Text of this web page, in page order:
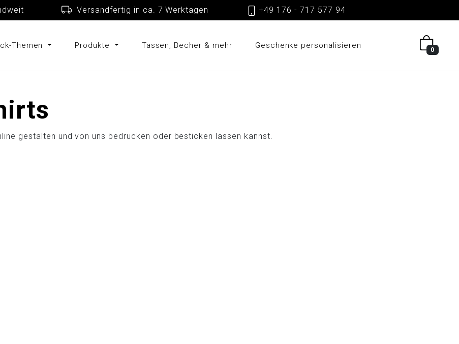
Versandfertig in ca. 7 Werktagen +49 176 - 717 577 94
0
Themen Produkte Tassen, Becher & mehr Geschenke personalisieren
gestalten und von uns bedrucken oder besticken lassen kannst.